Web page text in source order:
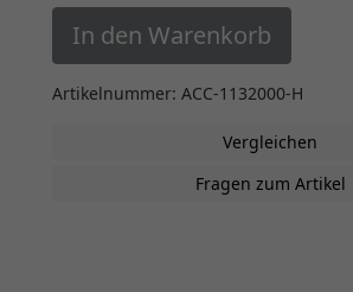
In den Warenkorb
Artikelnummer: ACC-1132000-H
Vergleichen
Fragen zum Artikel